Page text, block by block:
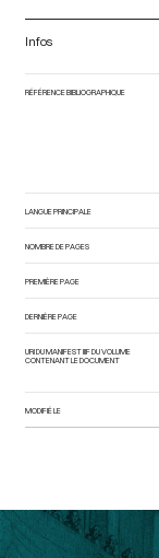
Infos
RÉFÉRENCE BIBLIOGRAPHIQUE
LANGUE PRINCIPALE
NOMBRE DE PAGES
PREMIÈRE PAGE
DERNIÈRE PAGE
URI DU MANIFEST IIIF DU VOLUME
CONTENANT LE DOCUMENT
MODIFIÉ LE